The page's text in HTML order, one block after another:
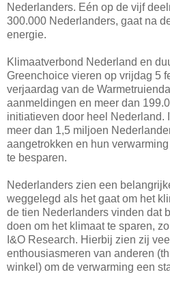
Nederlanders. Eén op de vijf
300.000 Nederlanders, gaat na
energie.
Klimaatverbond Nederland en
Greenchoice vieren op vrijdag 5
verjaardag van de
aanmeldingen en meer dan
initiatieven door heel Nederland.
meer dan 1,5 miljoen
aangetrokken en hun
te besparen.
Nederlanders zien een
weggelegd als het gaat om het
de tien Nederlanders vinden dat
doen om het klimaat te sparen,
I&O Research. Hierbij zien zij
enthousiasmeren van anderen
winkel) om de verwarming een